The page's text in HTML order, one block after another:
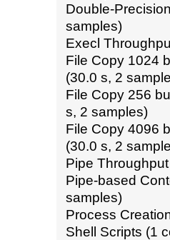
Double-
samples)
Execl
File Copy 1024
(30.0 s, 2
File Copy 256
s, 2 samples)
File Copy 4096
(30.0 s, 2
Pipe
Pipe-based
samples)
Process
Shell Scripts (1